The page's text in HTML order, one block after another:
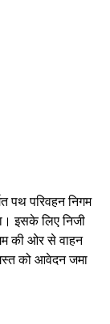
पथ परिवहन निगम
इसके लिए निजी
की ओर से वाहन
को आवेदन जमा